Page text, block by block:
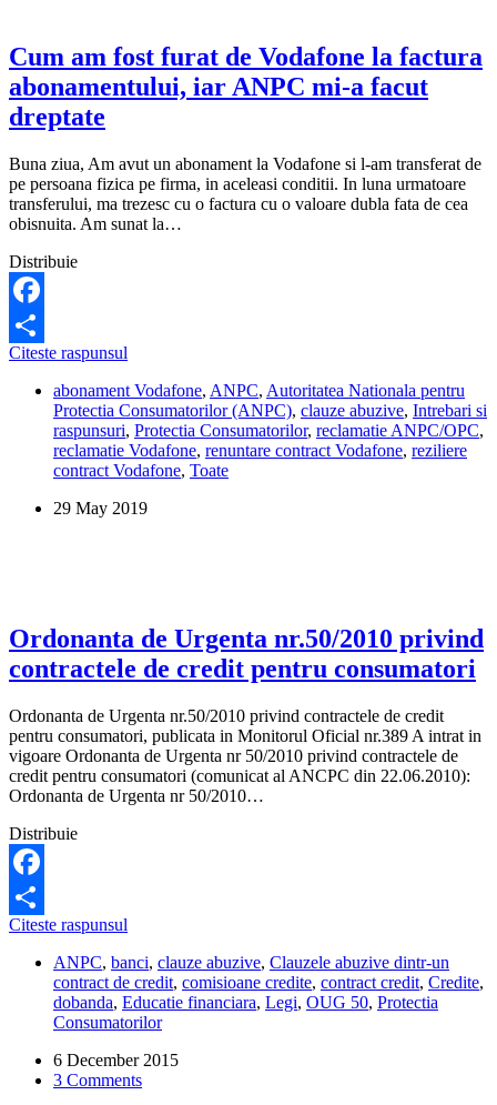
optiunile
rate
fara
de
gratie
nu
se
OUG
37/2020
Cum am fost furat de Vodafone la factura
abonamentului, iar ANPC mi-a facut
dreptate
Buna ziua, Am avut un abonament la Vodafone si l-am transferat de
pe persoana fizica pe firma, in aceleasi conditii. In luna urmatoare
transferului, ma trezesc cu o factura cu o valoare dubla fata de cea
obisnuita. Am sunat la…
Distribuie
Facebook
Share
Citeste raspunsul
fost
furat
de
Vodafone
la
abonamentului,
dreptate
abonament Vodafone, ANPC, Autoritatea Nationala pentru
Protectia Consumatorilor (ANPC), clauze abuzive, Intrebari si
raspunsuri, Protectia Consumatorilor, reclamatie ANPC/OPC,
reclamatie Vodafone, renuntare contract Vodafone, reziliere
contract Vodafone, Toate
29 May 2019
Ordonanta de Urgenta nr.50/2010 privind
contractele de credit pentru consumatori
Ordonanta de Urgenta nr.50/2010 privind contractele de credit
pentru consumatori, publicata in Monitorul Oficial nr.389 A intrat in
vigoare Ordonanta de Urgenta nr 50/2010 privind contractele de
credit pentru consumatori (comunicat al ANCPC din 22.06.2010):
Ordonanta de Urgenta nr 50/2010…
Distribuie
Facebook
Share
Citeste raspunsul
Urgenta
nr.50/2010
privind
contractele
credit
pentru
ANPC, banci, clauze abuzive, Clauzele abuzive dintr-un
contract de credit, comisioane credite, contract credit, Credite,
dobanda, Educatie financiara, Legi, OUG 50, Protectia
Consumatorilor
6 December 2015
3 Comments